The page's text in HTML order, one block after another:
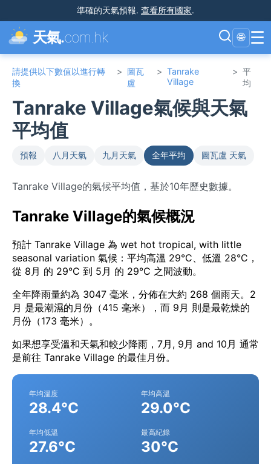
準確的天氣預報. 查看所有國家.
天氣.com.hk 🌐 ☰
請提供以下數值以進行轉
換
> 圖瓦
盧
> Tanrake
Village
> 平
均
Tanrake Village氣候與天氣
平均值
預報 八月天氣 九月天氣 全年平均 圖瓦盧 天氣
Tanrake Village的氣候平均值，基於10年歷史數據。
Tanrake Village的氣候概況
預計 Tanrake Village 為 wet hot tropical, with little
seasonal variation 氣候：平均高溫 29°C、低溫 28°C，
從 8月 的 29°C 到 5月 的 29°C 之間波動。
全年降雨量約為 3047 毫米，分佈在大約 268 個雨天。2
月 是最潮濕的月份（415 毫米），而 9月 則是最乾燥的
月份（173 毫米）。
如果想享受溫和天氣和較少降雨，7月, 9月 and 10月 通常
是前往 Tanrake Village 的最佳月份。
年均溫度
28.4°C
年均高溫
29.0°C
年均低溫
27.6°C
最高紀錄
30°C